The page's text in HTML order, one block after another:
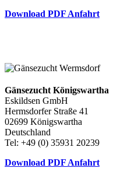
Download PDF Anfahrt
Gänsezucht Königswartha
Eskildsen GmbH
Hermsdorfer Straße 41
02699 Königswartha
Deutschland
Tel: +49 (0) 35931 20239
Download PDF Anfahrt